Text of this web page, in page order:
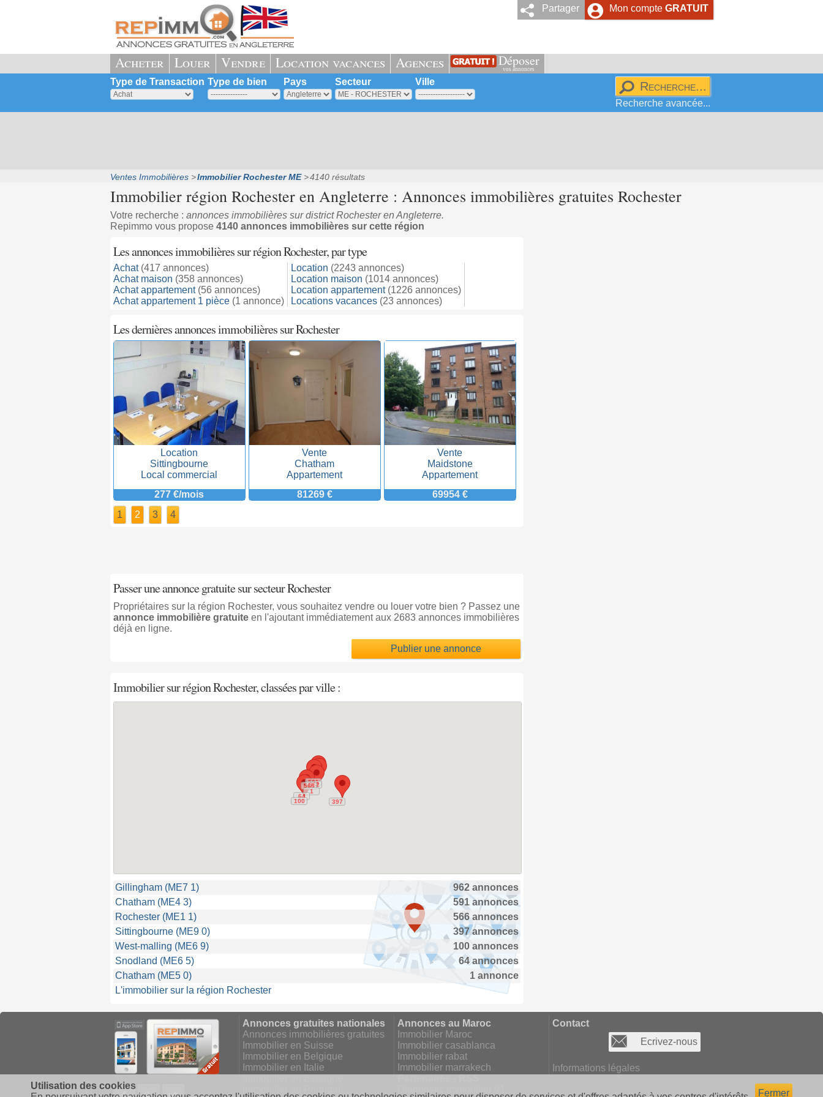
Mon compte GRATUIT
Partager
Acheter Louer Vendre Location vacances Agences Déposer
vos annonces
Type de Transaction Type de bien Pays Secteur Ville
Recherche avancée...
Ventes Immobilières Immobilier Rochester ME 4140 résultats
Immobilier région Rochester en Angleterre : Annonces immobilières gratuites Rochester
Votre recherche : annonces immobilières sur district Rochester en Angleterre.
Repimmo vous propose 4140 annonces immobilières sur cette région
Les annonces immobilières sur région Rochester, par type
Achat(417 annonces)
Achat maison (358 annonces)
Achat appartement(56 annonces)
Achat appartement 1 pièce(1 annonce)
Location (2243 annonces)
Location maison (1014 annonces)
Location appartement(1226 annonces)
Locations vacances(23 annonces)
Les dernières annonces immobilières sur Rochester
Location
Sittingbourne
Local commercial
277 €/mois
Vente
Chatham
Appartement
81269 €
Vente
Maidstone
Appartement
69954 €
1
2 3 4
Passer une annonce gratuite sur secteur Rochester
Propriétaires sur la région Rochester, vous souhaitez vendre ou louer votre bien ? Passez une
annonce immobilière gratuite en l'ajoutant immédiatement aux 2683 annonces immobilières
déjà en ligne.
Publier une annonce
Immobilier sur région Rochester, classées par ville :
962
591
566
397
100
64
1
962
591
566
397
100
64
1
Gillingham (ME7 1)
962 annonces
Chatham (ME4 3)
591 annonces
Rochester (ME1 1)
566 annonces
Sittingbourne (ME9 0)
397 annonces
West-malling (ME6 9)
100 annonces
Snodland (ME6 5)
64 annonces
Chatham (ME5 0)
1 annonce
L'immobilier sur la région Rochester
Facebook
Annonces gratuites nationales
Annonces immobilières gratuites
Immobilier en Suisse
Immobilier en Belgique
Immobilier en Italie
Annonces au Maroc
Immobilier Maroc
Immobilier casablanca
Immobilier rabat
Immobilier marrakech
Contact
Ecrivez-nous
Informations légales
Fermer
Utilisation des cookies